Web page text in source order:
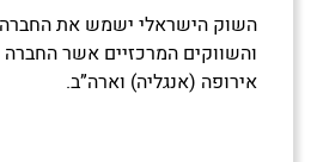
השוק הישראלי ישמש את
והשווקים המרכזיים אשר
אירופה (אנגליה) וארה”ב.